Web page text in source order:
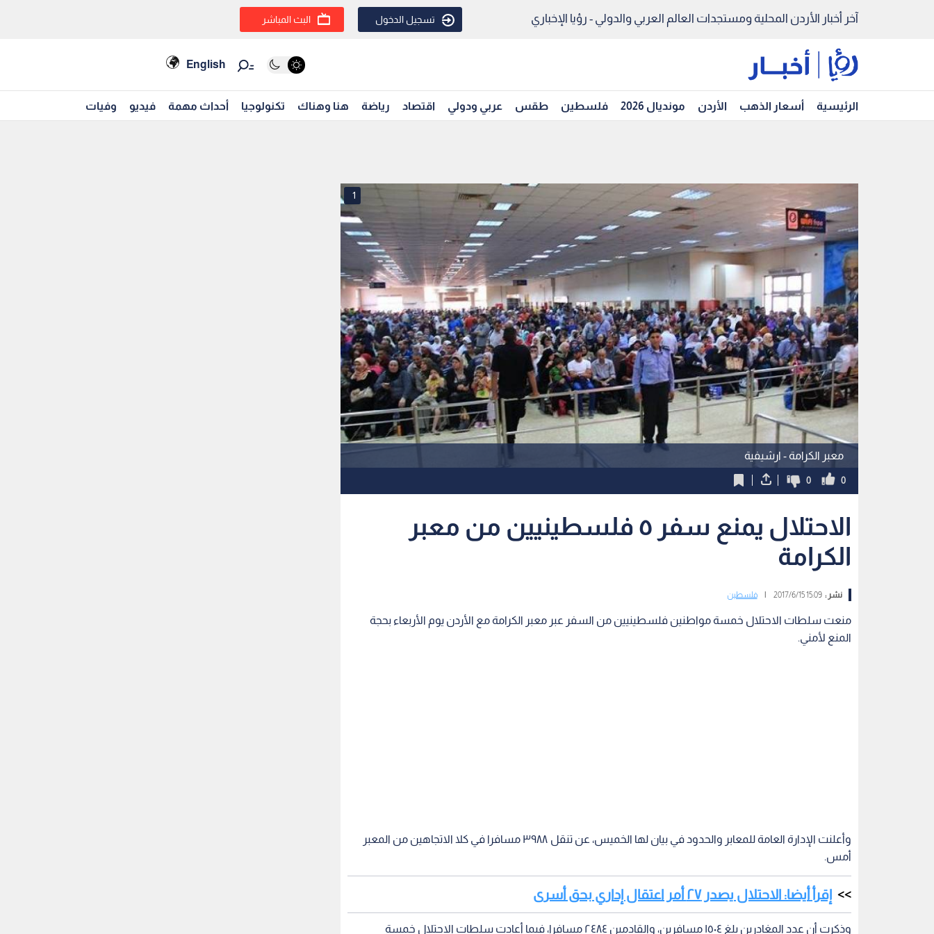
آخر أخبار الأردن المحلية ومستجدات العالم العربي والدولي - رؤيا الإخباري تسجيل الدخول البث المباشر
English
الرئيسية أسعار الذهب الأردن مونديال 2026 فلسطين طقس عربي ودولي اقتصاد رياضة هنا وهناك تكنولوجيا أحداث مهمة فيديو وفيات
معبر الكرامة - ارشيفية
1
0
0
الاحتلال يمنع سفر ٥ فلسطينيين من معبر
الكرامة
نشر :15:09 2017/6/15 فلسطين
منعت سلطات الاحتلال خمسة مواطنين فلسطينيين من السفر عبر معبر الكرامة مع الأردن يوم الأربعاء بحجة
المنع لأمني.
وأعلنت الإدارة العامة للمعابر والحدود في بيان لها الخميس، عن تنقل ٣٩٨٨ مسافرا في كلا الاتجاهين من المعبر
أمس.
إقرأ أيضا: الاحتلال يصدر ٢٧ أمر اعتقال إداري بحق أسرى
وذكرت أن عدد المغادرين بلغ ١٥٠٤ مسافرين، والقادمين ٢٤٨٤ مسافرا، فيما أعادت سلطات الاحتلال خمسة